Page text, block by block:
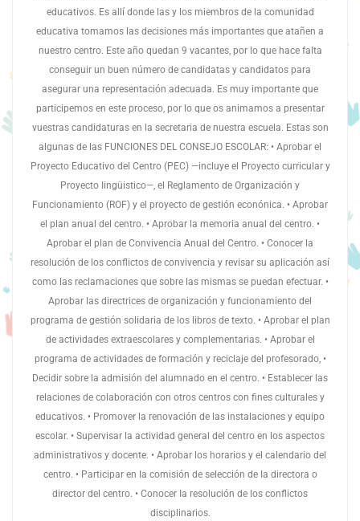
educativos. Es allí donde las y los miembros de la comunidad
educativa tomamos las decisiones más importantes que atañen a
nuestro centro. Este año quedan 9 vacantes, por lo que hace falta
conseguir un buen número de candidatas y candidatos para
asegurar una representación adecuada. Es muy importante que
participemos en este proceso, por lo que os animamos a presentar
vuestras candidaturas en la secretaria de nuestra escuela. Estas son
algunas de las FUNCIONES DEL CONSEJO ESCOLAR: • Aprobar el
Proyecto Educativo del Centro (PEC) —incluye el Proyecto curricular y
Proyecto Iingüistico—, el Reglamento de Organización y
Funcionamiento (ROF) y el proyecto de gestión econónica. • Aprobar
el plan anual del centro. • Aprobar la memoria anual del centro. •
Aprobar el plan de Convivencia Anual del Centro. • Conocer la
resolución de los conflictos de convivencia y revisar su aplicación así
como las reclamaciones que sobre las mismas se puedan efectuar. •
Aprobar las directrices de organización y funcionamiento del
programa de gestión solidaria de los libros de texto. • Aprobar el plan
de actividades extraescolares y complementarias. • Aprobar el
programa de actividades de formación y reciclaje del profesorado, •
Decidir sobre la admisión del alumnado en el centro. • Establecer las
relaciones de colaboración con otros centros con fines culturales y
educativos. • Promover la renovación de las instalaciones y equipo
escolar. • Supervisar la actividad general del centro en los aspectos
administrativos y docente. • Aprobar los horarios y el calendario del
centro. • Participar en Ia comisión de selección de Ia directora o
director del centro. • Conocer Ia resolución de los conflictos
disciplinarios.